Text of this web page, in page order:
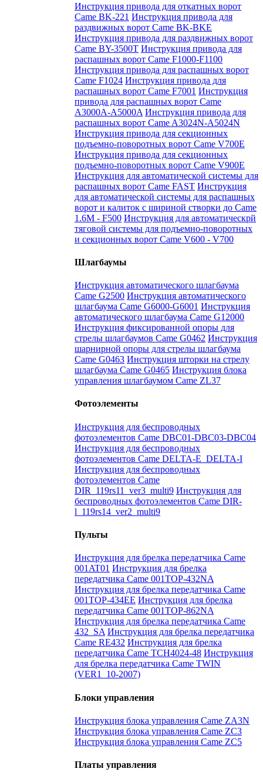
Инструкция привода для откатных ворот
Came BK-221 Инструкция привода для
раздвижных ворот Came BK-BKE
Инструкция привода для раздвижных ворот
Came BY-3500T Инструкция привода для
распашных ворот Came F1000-F1100
Инструкция привода для распашных ворот
Came F1024 Инструкция привода для
распашных ворот Came F7001 Инструкция
привода для распашных ворот Came
A3000A-A5000A Инструкция привода для
распашных ворот Came A3024N-A5024N
Инструкция привода для секционных
подъемно-поворотных ворот Came V700E
Инструкция привода для секционных
подъемно-поворотных ворот Came V900E
Инструкция для автоматической системы для
распашных ворот Came FAST Инструкция
для автоматической системы для распашных
ворот и калиток с шириной створки до Came
1.6М - F500 Инструкция для автоматическрй
тяговой системы для подъемно-поворотных
и секционных ворот Came V600 - V700
Шлагбаумы
Инструкция автоматического шлагбаума
Came G2500 Инструкция автоматического
шлагбаума Came G6000-G6001 Инструкция
автоматического шлагбаума Came G12000
Инструкция фиксированной опоры для
стрелы шлагбаумов Came G0462 Инструкция
шарнирной опоры для стрелы шлагбаума
Came G0463 Инструкция шторки на стрелу
шлагбаума Came G0465 Инструкция блока
управления шлагбаумом Came ZL37
Фотоэлементы
Инструкция для беспроводных
фотоэлементов Came DBC01-DBC03-DBC04
Инструкция для беспроводных
фотоэлементов Came DELTA-E_DELTA-I
Инструкция для беспроводных
фотоэлементов Came
DIR_119rs11_ver3_multi9 Инструкция для
беспроводных фотоэлементов Came DIR-
l_119rs14_ver2_multi9
Пульты
Инструкция для брелка передатчика Came
001AT01 Инструкция для брелка
передатчика Came 001TOP-432NA
Инструкция для брелка передатчика Came
001TOP-434EE Инструкция для брелка
передатчика Came 001TOP-862NA
Инструкция для брелка передатчика Came
432_SA Инструкция для брелка передатчика
Came RE432 Инструкция для брелка
передатчика Came TCH4024-48 Инструкция
для брелка передатчика Came TWIN
(VER1_10-2007)
Блоки управления
Инструкция блока управления Came ZA3N
Инструкция блока управления Came ZC3
Инструкция блока управления Came ZC5
Платы управления